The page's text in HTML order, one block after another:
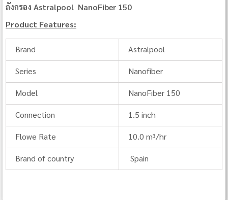
ถังกรอง Astralpool NanoFiber 150
Product Features:
Brand Astralpool
Series Nanofiber
Model NanoFiber 150
Connection 1.5 inch
Flowe Rate 10.0 m³/hr
Brand of country Spain